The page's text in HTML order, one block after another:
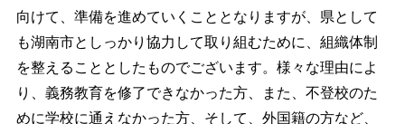
向けて、準備を進めていくこととなりますが、県として
も湖南市としっかり協力して取り組むために、組織体制
を整えることとしたものでございます。様々な理由によ
り、義務教育を修了できなかった方、また、不登校のた
めに学校に通えなかった方、そして、外国籍の方など、